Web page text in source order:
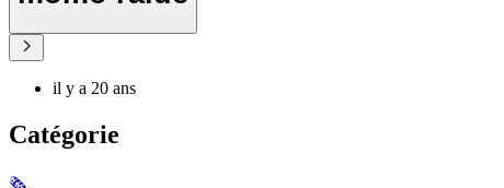
il y a 20 ans
Catégorie
🗞